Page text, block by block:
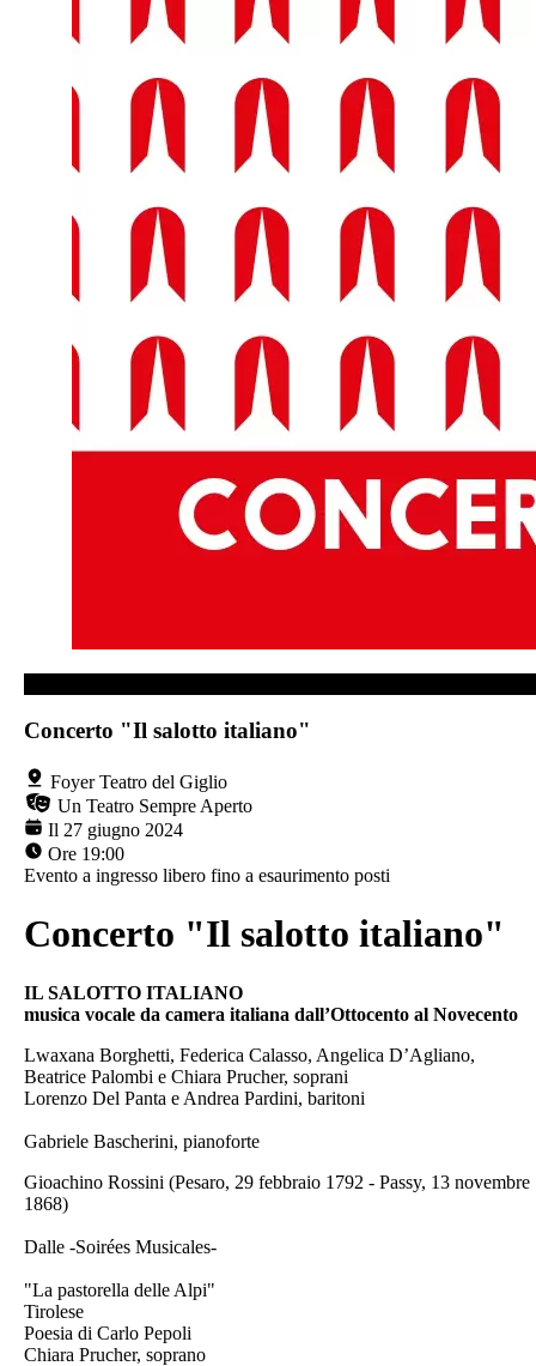
Concerto "Il salotto italiano"
Foyer Teatro del Giglio
Un Teatro Sempre Aperto
Il 27 giugno 2024
Ore 19:00
Evento a ingresso libero fino a esaurimento posti
Concerto "Il salotto italiano"
IL SALOTTO ITALIANO
musica vocale da camera italiana dall’Ottocento al Novecento
Lwaxana Borghetti, Federica Calasso, Angelica D’Agliano,
Beatrice Palombi e Chiara Prucher, soprani
Lorenzo Del Panta e Andrea Pardini, baritoni
Gabriele Bascherini, pianoforte
Gioachino Rossini (Pesaro, 29 febbraio 1792 - Passy, 13 novembre
1868)
Dalle -Soirées Musicales-
"La pastorella delle Alpi"
Tirolese
Poesia di Carlo Pepoli
Chiara Prucher, soprano